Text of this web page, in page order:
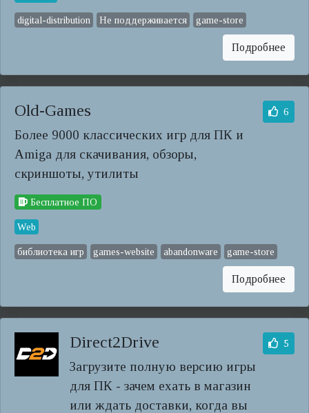
digital-distribution Не поддерживается game-store
Подробнее
Old-Games
Более 9000 классических игр для ПК и
Amiga для скачивания, обзоры,
скриншоты, утилиты
6
Бесплатное ПО
Web
библиотека игр games-website abandonware game-store
Подробнее
Direct2Drive
Загрузите полную версию игры
для ПК - зачем ехать в магазин
или ждать доставки, когда вы
5